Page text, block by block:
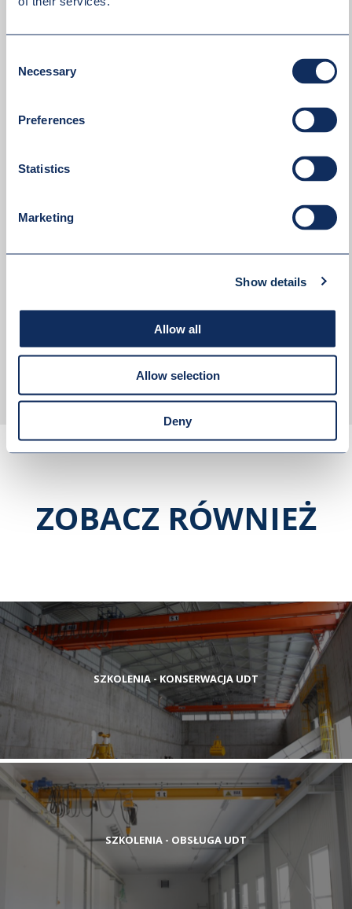
Selection
Necessary
Preferences
Statistics
Marketing
Show details
Allow all
Allow selection
Deny
Akceptujępolitykę prywatności
ZOBACZ RÓWNIEŻ
SZKOLENIA - KONSERWACJA UDT
SZKOLENIA - OBSŁUGA UDT